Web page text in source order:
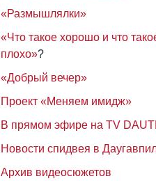
«Размышлялки»
«Что такое хорошо и что
плохо»?
«Добрый вечер»
Проект «Меняем имидж»
В прямом эфире на TV
Новости спидвея в
Архив видеосюжетов